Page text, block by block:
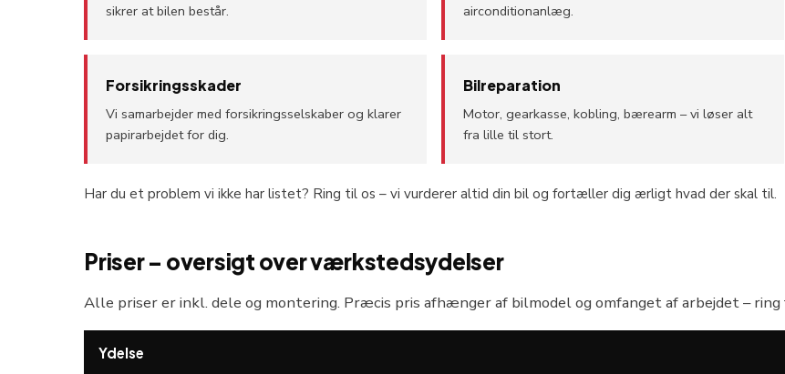
sikrer at bilen består.
airconditionanlæg.
Forsikringsskader
Vi samarbejder med forsikringsselskaber og klarer
papirarbejdet for dig.
Bilreparation
Motor, gearkasse, kobling, bærearm – vi løser alt
fra lille til stort.
Har du et problem vi ikke har listet? Ring til os – vi vurderer altid din bil og fortæller dig ærligt hvad der skal til.
Priser – oversigt over værkstedsydelser
Alle priser er inkl. dele og montering. Præcis pris afhænger af bilmodel og omfanget af arbejdet –
Ydelse